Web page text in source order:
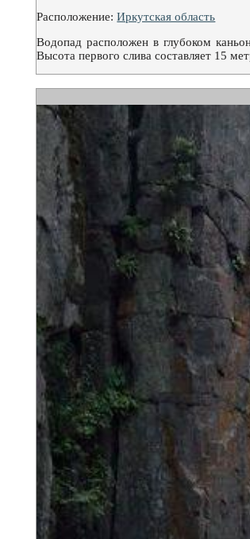
Расположение:Иркутская область
Водопад расположен в глубоком
Высота первого слива составляет 15